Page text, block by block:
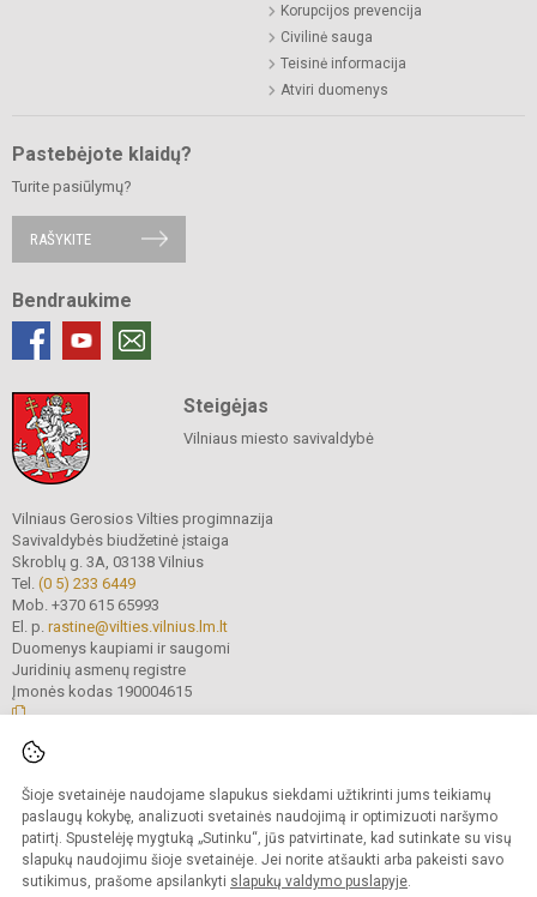
Šioje svetainėje naudojame slapukus siekdami užtikrinti jums teikiamų
paslaugų kokybę, analizuoti svetainės naudojimą ir optimizuoti naršymo
patirtį. Spustelėję mygtuką „Sutinku“, jūs patvirtinate, kad sutinkate su visų
slapukų naudojimu šioje svetainėje. Jei norite atšaukti arba pakeisti savo
sutikimus, prašome apsilankyti slapukų valdymo puslapyje.
Korupcijos prevencija
Civilinė sauga
Teisinė informacija
Atviri duomenys
Pastebėjote klaidų?
Turite pasiūlymų?
RAŠYKITE
Bendraukime
Steigėjas
Vilniaus miesto savivaldybė
Vilniaus Gerosios Vilties progimnazija
Savivaldybės biudžetinė įstaiga
Skroblų g. 3A, 03138 Vilnius
Tel. (0 5) 233 6449
Mob. +370 615 65993
El. p. rastine@vilties.vilnius.lm.lt
Duomenys kaupiami ir saugomi
Juridinių asmenų registre
Įmonės kodas 190004615
Kopijuoti turinį be raštiško progimnazijos administracijos sutikimo griežtai
draudžiama.
Prieinamumo paraiška Slapukų valdymas
Sumanus būdas atnaujinti